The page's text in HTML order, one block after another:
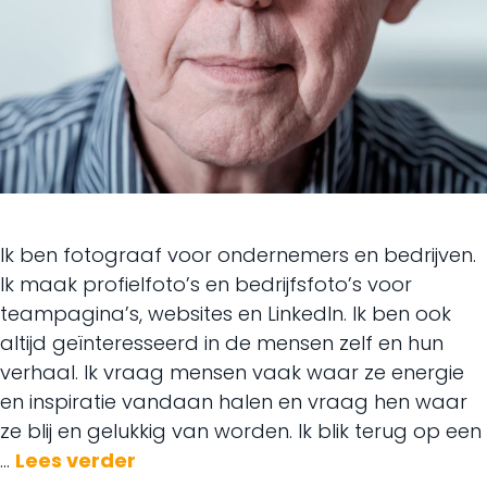
Ik ben fotograaf voor ondernemers en bedrijven.
Ik maak profielfoto’s en bedrijfsfoto’s voor
teampagina’s, websites en LinkedIn. Ik ben ook
altijd geïnteresseerd in de mensen zelf en hun
verhaal. Ik vraag mensen vaak waar ze energie
en inspiratie vandaan halen en vraag hen waar
ze blij en gelukkig van worden. Ik blik terug op een
… Lees verder